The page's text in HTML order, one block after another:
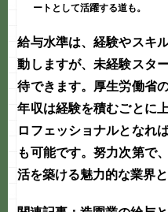
ートとして活躍する道も。
給与水準は、経験やスキ
動しますが、未経験スタ
待できます。厚生労働省
年収は経験を積むごとに
ロフェッショナルとなれ
も可能です。努力次第で
活を築ける魅力的な業界